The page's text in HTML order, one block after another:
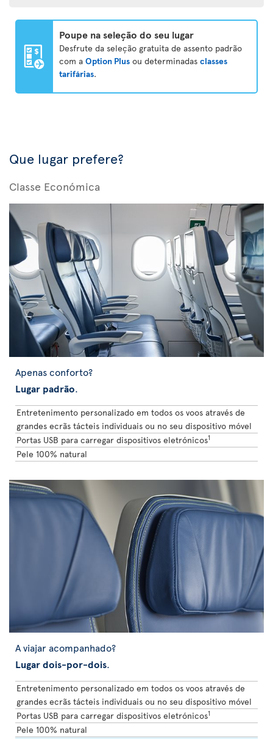
Poupe na seleção do seu lugar
Desfrute da seleção gratuita de assento padrão
com a Option Plus ou determinadas classes
tarifárias.
Que lugar prefere?
Classe Económica
Apenas conforto?
Lugar padrão.
Entretenimento personalizado em todos os voos através de
grandes ecrãs tácteis individuais ou no seu dispositivo móvel
Portas USB para carregar dispositivos eletrónicos1
Pele 100% natural
A viajar acompanhado?
Lugar dois-por-dois.
Entretenimento personalizado em todos os voos através de
grandes ecrãs tácteis individuais ou no seu dispositivo móvel
Portas USB para carregar dispositivos eletrónicos1
Pele 100% natural